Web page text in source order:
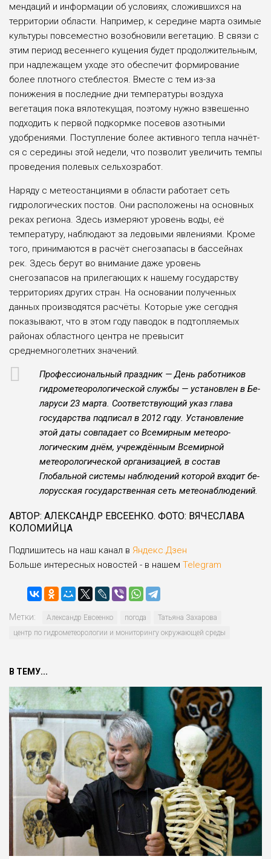
мендаций и информации об услови­ях, сложившихся на
территории обла­сти. Например, к середине марта ози­мые
культуры повсеместно возобно­вили вегетацию. В связи с
этим пери­од весеннего кущения будет продолжи­тельным,
при надлежащем уходе это обеспечит формирование
более плот­ного стеблестоя. Вместе с тем из-за
понижения в последние дни темпе­ратуры воздуха
вегетация пока вяло­текущая, поэтому нужно взвешенно
подходить к первой подкормке посе­вов азотными
удобрениями. Посту­пление более активного тепла начнёт­
ся с середины этой недели, что позво­лит увеличить темпы
проведения поле­вых сельхозработ.
Наряду с метеостанциями в области работает сеть
гидрологических постов. Они расположены на основных
реках региона. Здесь измеряют уровень воды, её
температуру, наблюдают за ледовы­ми явлениями. Кроме
того, принима­ются в расчёт снегозапасы в бассей­нах
рек. Здесь берут во внимание даже уровень
снегозапасов на прилегаю­щих к нашему государству
территори­ях других стран. На основании полу­ченных
данных производятся расчёты. Которые уже сегодня
показывают, что в этом году паводок в подтопляемых
районах областного центра не превы­сит
среднемноголетних значений.
Профессиональный праздник — День работников
гидрометеорологи­ческой службы — установлен в Бе­
ларуси 23 марта. Соответствующий указ глава
государства подписал в 2012 году. Установление
этой даты совпадает со Всемирным метеоро­
логическим днём, учреждённым Все­мирной
метеорологической органи­зацией, в состав
Глобальной систе­мы наблюдений которой входит бе­
лорусская государственная сеть ме­теонаблюдений.
АВТОР: АЛЕКСАНДР ЕВСЕЕНКО. ФОТО: ВЯЧЕСЛАВА
КОЛОМИЙЦА
Подпишитесь на наш канал в Яндекс.Дзен
Больше интересных новостей - в нашем Telegram
Метки: Александр Евсеенко погода
Татьяна Захарова
центр по гидрометеороло­гии и мониторингу окружающей сре­ды
В ТЕМУ...